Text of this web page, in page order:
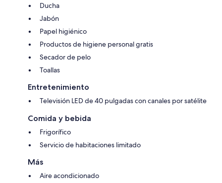
Ducha
Jabón
Papel higiénico
Productos de higiene personal gratis
Secador de pelo
Toallas
Entretenimiento
Televisión LED de 40 pulgadas con canales por satélite
Comida y bebida
Frigorífico
Servicio de habitaciones limitado
Más
Aire acondicionado